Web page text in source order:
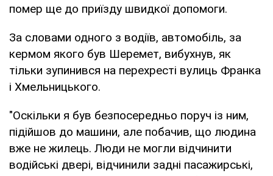
помер ще до приїзду швидкої допомоги.
За словами одного з водіїв, автомобіль, за
кермом якого був Шеремет, вибухнув, як
тільки зупинився на перехресті вулиць Франка
і Хмельницького.
"Оскільки я був безпосередньо поруч із ним,
підійшов до машини, але побачив, що людина
вже не жилець. Люди не могли відчинити
водійські двері, відчинили задні пасажирські,